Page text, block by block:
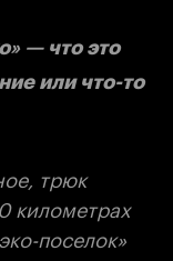
— что это
или что-то
трюк
километрах
поселок»